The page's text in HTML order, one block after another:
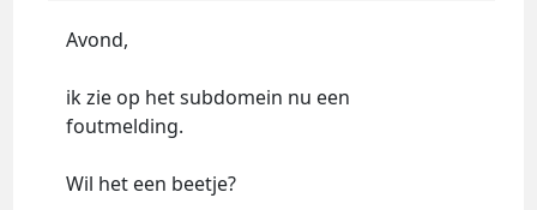
Avond,
ik zie op het subdomein nu een
foutmelding.
Wil het een beetje?